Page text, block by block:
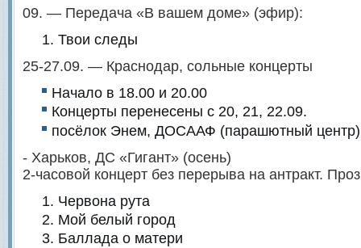
09. — Передача «В вашем доме» (эфир):
Твои следы
25-27.09. — Краснодар, сольные концерты
Начало в 18.00 и 20.00
Концерты перенесены с 20, 21, 22.09.
посёлок Энем, ДОСААФ (парашютный центр)
- Харьков, ДС «Гигант» (осень)
2-часовой концерт без перерыва на антракт.
Червона рута
Мой белый город
Баллада о матери